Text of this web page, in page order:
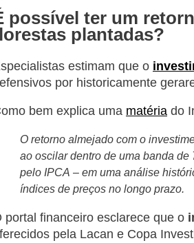
possível ter um
plantadas?
estimam que o
por historicamente
bem explica uma matéria do
O retorno almejado com o
ao oscilar dentro de uma banda
pelo IPCA – em uma análise
índices de preços no longo prazo.
portal financeiro esclarece que o
pela Lacan e Copa